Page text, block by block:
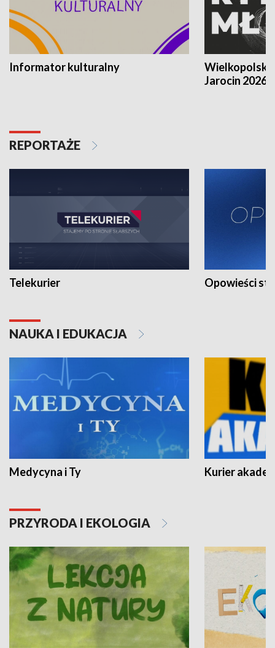
Informator kulturalny
Jarocin 2026
REPORTAŻE
Telekurier Opowieści
NAUKA I EDUKACJA
Medycyna i Ty Kurier
PRZYRODA I EKOLOGIA